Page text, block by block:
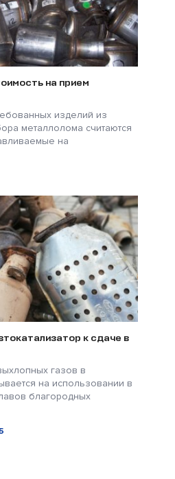
на прием
изделий из
металлолома считаются
на
к сдаче в
газов в
на использовании в
благородных